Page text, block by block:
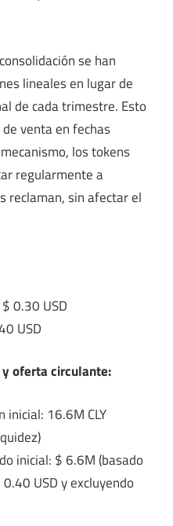
se han
lineales en lugar de
de cada trimestre. Esto
venta en fechas
los tokens
regularmente a
reclaman, sin afectar el
0.30 USD
USD
oferta circulante:
inicial: 16.6M CLY
inicial: $ 6.6M (basado
USD y excluyendo